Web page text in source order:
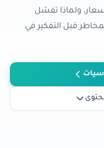
ولماذا تفشل
قبل التفكير في